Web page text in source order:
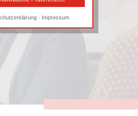
of
Cookies
Cookies sind erforderlich, um die
Funktionalität der Website
und Targeting-Cookies
Cookies sind erforderlich, um
Website auf Ihre Bedürfnisse hin
Gestaltung und
einschließlich der
· Impressum